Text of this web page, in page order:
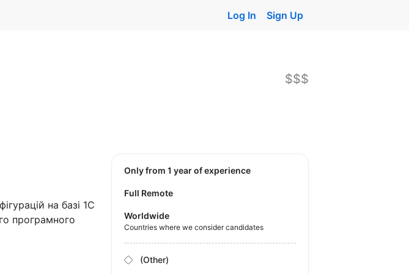
Log In Sign Up
$$$
на базі 1С
програмного
Only from 1 year of experience
Full Remote
Worldwide
Countries where we consider candidates
(Other)